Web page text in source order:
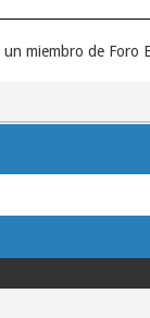
miembro de Foro